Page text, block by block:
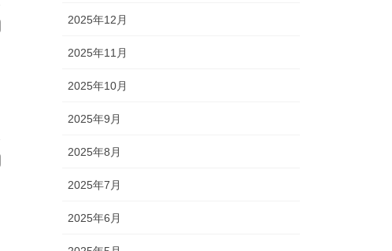
2025年12月
2025年11月
2025年10月
2025年9月
2025年8月
2025年7月
2025年6月